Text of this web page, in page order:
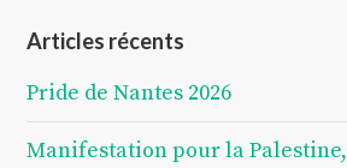
Articles récents
Pride de Nantes 2026
Manifestation pour la